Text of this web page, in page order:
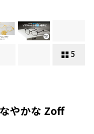
5
やかな Zoff